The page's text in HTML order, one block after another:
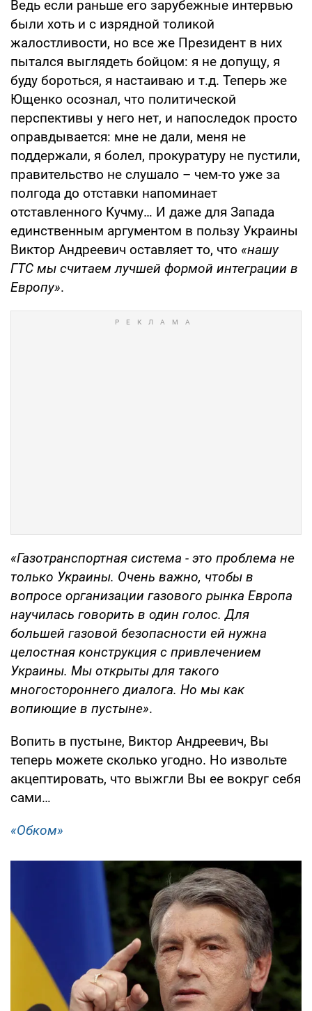
Ведь если раньше его зарубежные интервью
были хоть и с изрядной толикой
жалостливости, но все же Президент в них
пытался выглядеть бойцом: я не допущу, я
буду бороться, я настаиваю и т.д. Теперь же
Ющенко осознал, что политической
перспективы у него нет, и напоследок просто
оправдывается: мне не дали, меня не
поддержали, я болел, прокуратуру не пустили,
правительство не слушало – чем-то уже за
полгода до отставки напоминает
отставленного Кучму… И даже для Запада
единственным аргументом в пользу Украины
Виктор Андреевич оставляет то, что «нашу
ГТС мы считаем лучшей формой интеграции в
Европу».
«Газотранспортная система - это проблема не
только Украины. Очень важно, чтобы в
вопросе организации газового рынка Европа
научилась говорить в один голос. Для
большей газовой безопасности ей нужна
целостная конструкция с привлечением
Украины. Мы открыты для такого
многостороннего диалога. Но мы как
вопиющие в пустыне».
Вопить в пустыне, Виктор Андреевич, Вы
теперь можете сколько угодно. Но извольте
акцептировать, что выжгли Вы ее вокруг себя
сами…
«Обком»